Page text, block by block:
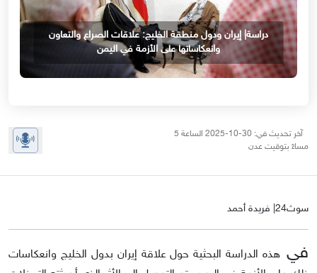
دراسة| إيران ودول منطقة الخليج: علاقات الصراع والتعاون
وانعكاساتها على الأزمة في اليمن
آخر تحديث في: 30-10-2025 الساعة 5
مساءً بتوقيت عدن
سوث24| فريدة أحمد
في هذه الدراسة البحثية حول علاقة إيران بدول الخليج وانعكاسات